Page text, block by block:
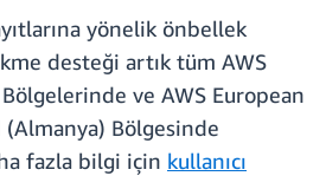
yönelik önbellek
desteği artık tüm AWS
ve AWS European
(Almanya) Bölgesinde
fazla bilgi için kullanıcı